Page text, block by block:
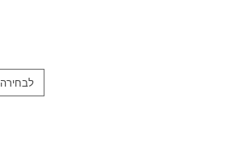
לבחירה